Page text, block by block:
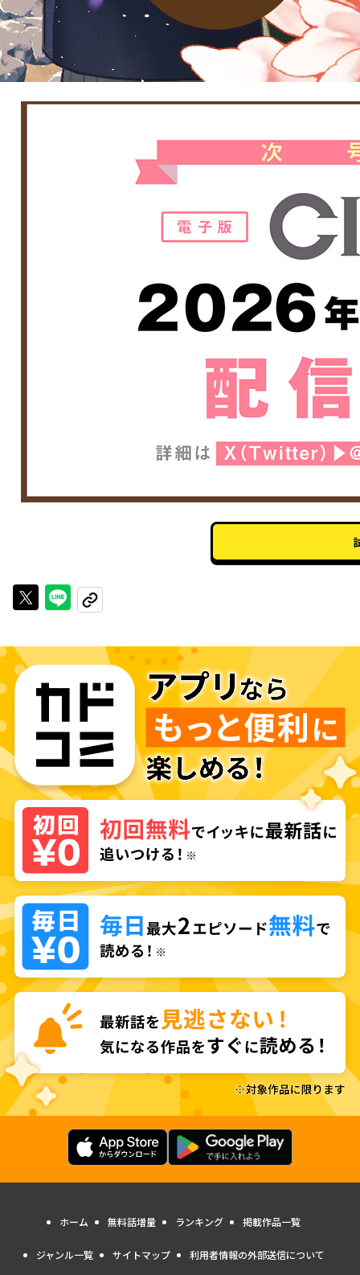
Xで投稿するLINEでシェアする
URLをコピーする
ホーム 無料話増量 ランキング 掲載作品一覧
ジャンル一覧 サイトマップ 利用者情報の外部送信について